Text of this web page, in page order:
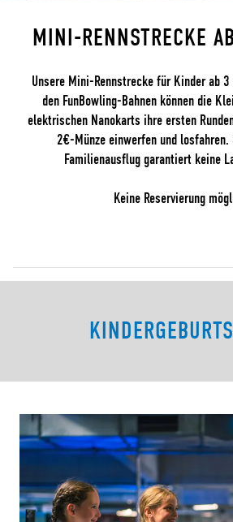
MINI-RENNSTRECKE
Unsere Mini-Rennstrecke für Kinder ab
den FunBowling-Bahnen können die
elektrischen Nanokarts ihre ersten
2€-Münze einwerfen und losfahren.
Familienausflug garantiert keine
Keine Reservierung